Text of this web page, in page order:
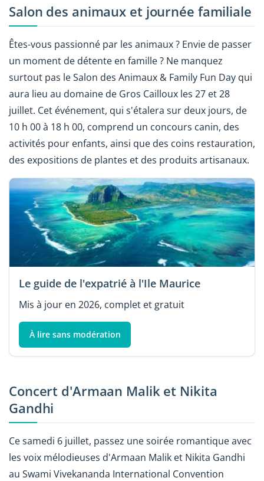
Salon des animaux et journée familiale
Êtes-vous passionné par les animaux ? Envie de passer
un moment de détente en famille ? Ne manquez
surtout pas le Salon des Animaux & Family Fun Day qui
aura lieu au domaine de Gros Cailloux les 27 et 28
juillet. Cet événement, qui s'étalera sur deux jours, de
10 h 00 à 18 h 00, comprend un concours canin, des
activités pour enfants, ainsi que des coins restauration,
des expositions de plantes et des produits artisanaux.
Le guide de l'expatrié à l'Ile Maurice
Mis à jour en 2026, complet et gratuit
À lire sans modération
Concert d'Armaan Malik et Nikita
Gandhi
Ce samedi 6 juillet, passez une soirée romantique avec
les voix mélodieuses d'Armaan Malik et Nikita Gandhi
au Swami Vivekananda International Convention